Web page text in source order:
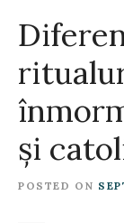
și
POSTED ON